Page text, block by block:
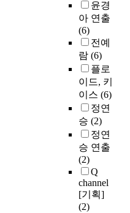
윤경
아 연출
(6)
전예
람 (6)
플로
이드, 키
이스 (6)
정연
승 (2)
정연
승 연출
(2)
Q
channel
[기획]
(2)